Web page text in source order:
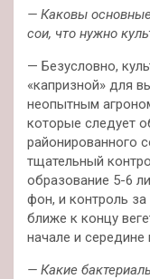
— Каковы
сои, что нужно
— Безусловно,
«капризной» для
неопытным
которые следует
районированного
тщательный
образование 5-6
фон, и контроль
ближе к концу
начале и середине
— Какие